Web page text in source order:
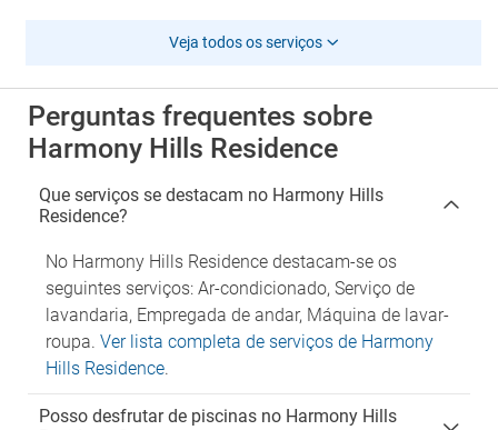
Veja todos os serviços
Perguntas frequentes sobre
Harmony Hills Residence
Que serviços se destacam no Harmony Hills
Residence?
No Harmony Hills Residence destacam-se os
seguintes serviços: Ar-condicionado, Serviço de
lavandaria, Empregada de andar, Máquina de lavar-
roupa. Ver lista completa de serviços de Harmony
Hills Residence.
Posso desfrutar de piscinas no Harmony Hills